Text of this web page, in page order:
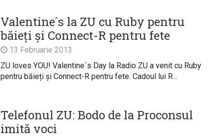
Valentine´s la ZU cu Ruby pentru
băieți și Connect-R pentru fete
13 Februarie 2013
ZU loves YOU! Valentine´s Day la Radio ZU a venit cu Ruby
pentru băieți și Connect-R pentru fete. Cadoul lui R...
Telefonul ZU: Bodo de la Proconsul
imită voci